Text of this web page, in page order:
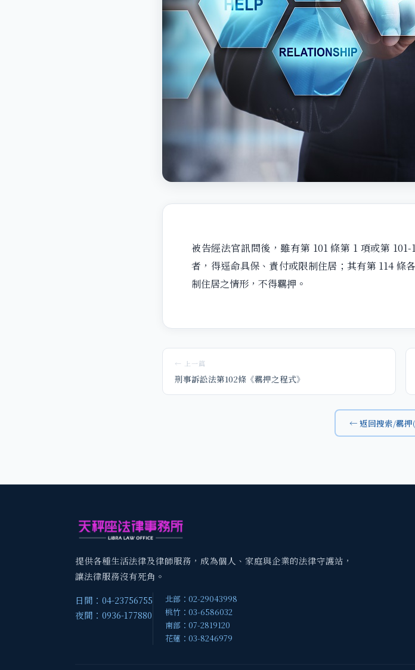
被告經法官訊問後，雖有第 101 條第 1 項或第
者，得逕命具保、責付或限制住居；其有第 114 條
制住居之情形，不得羈押。
← 上一篇
刑事訴訟法第102條《羈押之程式》
← 返回搜索/羈押
提供各種生活法律及律師服務，成為個人、家庭與企業的法律守護站，
讓法律服務沒有死角。
日間：04-23756755
夜間：0936-177880
北部：02-29043998
桃竹：03-6586032
南部：07-2819120
花蓮：03-8246979